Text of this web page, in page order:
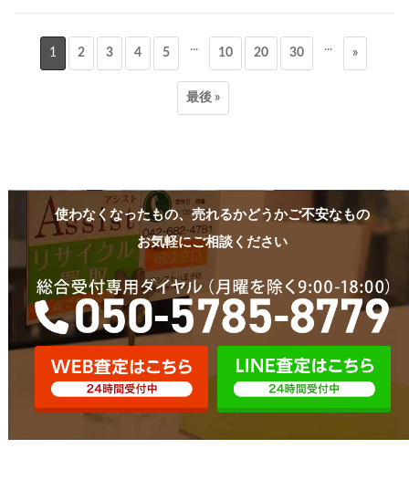
1 2 3 4 5 ... 10 20 30 ... »
最後 »
使わなくなったもの、売れるかどうかご不安なもの
お気軽にご相談ください